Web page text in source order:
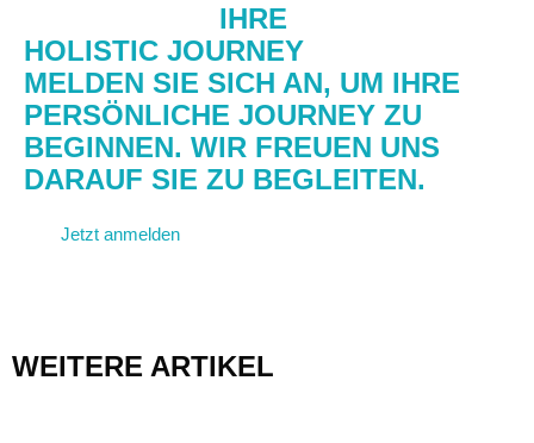
IHRE
HOLISTIC JOURNEY
MELDEN SIE SICH AN, UM IHRE
PERSÖNLICHE JOURNEY ZU
BEGINNEN. WIR FREUEN UNS
DARAUF SIE ZU BEGLEITEN.
Jetzt anmelden
WEITERE ARTIKEL